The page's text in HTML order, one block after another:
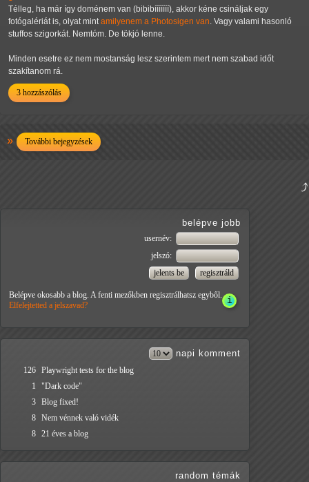
Télleg, ha már így doménem van (bibibííííííí), akkor kéne csináljak egy
fotógalériát is, olyat mintamilyenem a Photosigen van. Vagy valami hasonló
stuffos szigorkát. Nemtóm. De tökjó lenne.
Minden esetre ez nem mostanság lesz szerintem mert nem szabad időt
szakítanom rá.
3 hozzászólás
További bejegyzések
belépve jobb
usernév:
jelszó:
Belépve okosabb a blog. A fenti mezőkben regisztrálhatsz egyből.
Elfelejtetted a jelszavad?
napi komment
126 Playwright tests for the blog
1
"Dark code"
3 Blog fixed!
8 Nem vénnek való vidék
8 21 éves a blog
random témák